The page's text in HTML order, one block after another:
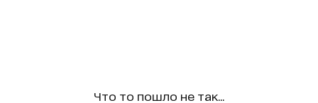
Что то пошло не так...